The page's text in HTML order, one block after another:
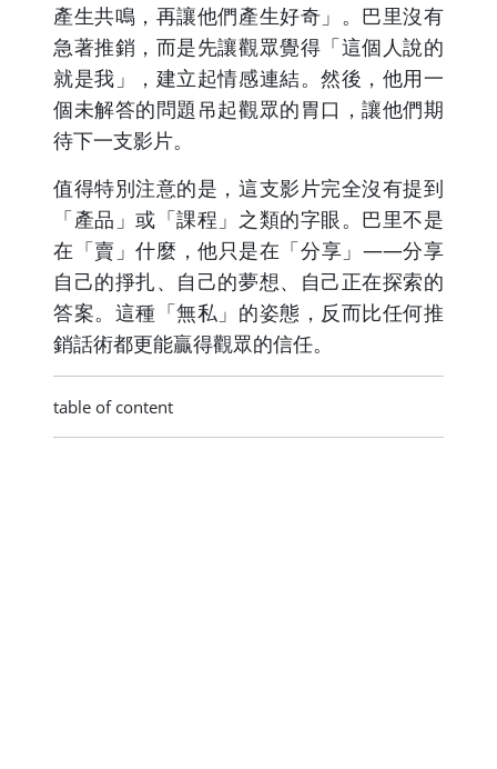
產生共鳴，再讓他們產生好奇」。巴里沒有
急著推銷，而是先讓觀眾覺得「這個人說的
就是我」，建立起情感連結。然後，他用一
個未解答的問題吊起觀眾的胃口，讓他們期
待下一支影片。
值得特別注意的是，這支影片完全沒有提到
「產品」或「課程」之類的字眼。巴里不是
在「賣」什麼，他只是在「分享」——分享
自己的掙扎、自己的夢想、自己正在探索的
答案。這種「無私」的姿態，反而比任何推
銷話術都更能贏得觀眾的信任。
table of content